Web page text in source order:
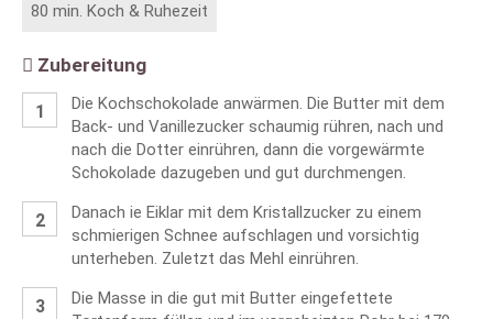
80 min. Koch & Ruhezeit
Zubereitung
Die Kochschokolade anwärmen. Die Butter mit dem
Back- und Vanillezucker schaumig rühren, nach und
nach die Dotter einrühren, dann die vorgewärmte
Schokolade dazugeben und gut durchmengen.
Danach ie Eiklar mit dem Kristallzucker zu einem
schmierigen Schnee aufschlagen und vorsichtig
unterheben. Zuletzt das Mehl einrühren.
Die Masse in die gut mit Butter eingefettete